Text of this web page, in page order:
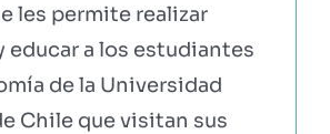
les permite realizar
educar a los estudiantes
de la Universidad
Chile que visitan sus